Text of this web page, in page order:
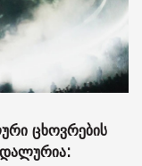
ცხოვრების